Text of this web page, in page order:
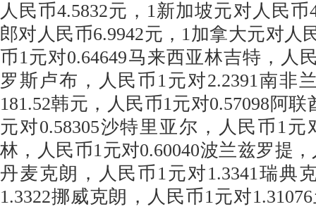
人民币4.5832元，1新加坡元对人民币
郎对人民币6.9942元，1加拿大元对人
币1元对0.64649马来西亚林吉特，人
罗斯卢布，人民币1元对2.2391南非
181.52韩元，人民币1元对0.57098阿
元对0.58305沙特里亚尔，人民币1元
林，人民币1元对0.60040波兰兹罗提
丹麦克朗，人民币1元对1.3341瑞典
1.3322挪威克朗，人民币1元对